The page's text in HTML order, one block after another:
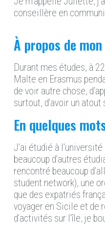
conseillère en
À propos de
Durant mes études, à
Malte en Erasmus
de voir autre chose,
surtout, d’avoir un atout
En quelques
J’ai étudié à
beaucoup d’autres
rencontré beaucoup
student network), une
que des expatriés
voyager en Sicile et de
d’activités sur l’île, je